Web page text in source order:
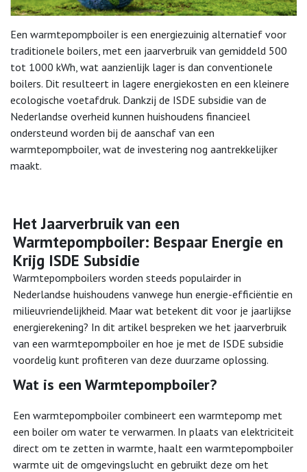
Een warmtepompboiler is een energiezuinig alternatief voor
traditionele boilers, met een jaarverbruik van gemiddeld 500
tot 1000 kWh, wat aanzienlijk lager is dan conventionele
boilers. Dit resulteert in lagere energiekosten en een kleinere
ecologische voetafdruk. Dankzij de ISDE subsidie van de
Nederlandse overheid kunnen huishoudens financieel
ondersteund worden bij de aanschaf van een
warmtepompboiler, wat de investering nog aantrekkelijker
maakt.
Het Jaarverbruik van een
Warmtepompboiler: Bespaar Energie en
Krijg ISDE Subsidie
Warmtepompboilers worden steeds populairder in
Nederlandse huishoudens vanwege hun energie-efficiëntie en
milieuvriendelijkheid. Maar wat betekent dit voor je jaarlijkse
energierekening? In dit artikel bespreken we het jaarverbruik
van een warmtepompboiler en hoe je met de ISDE subsidie
voordelig kunt profiteren van deze duurzame oplossing.
Wat is een Warmtepompboiler?
Een warmtepompboiler combineert een warmtepomp met
een boiler om water te verwarmen. In plaats van elektriciteit
direct om te zetten in warmte, haalt een warmtepompboiler
warmte uit de omgevingslucht en gebruikt deze om het